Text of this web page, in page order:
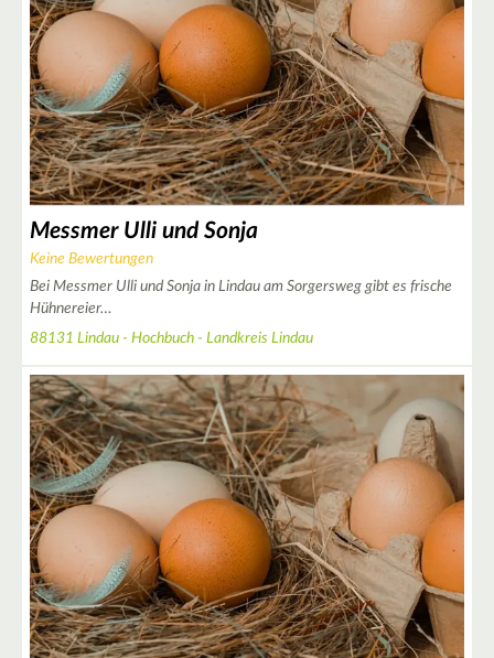
Messmer Ulli und Sonja
Keine Bewertungen
Bei Messmer Ulli und Sonja in Lindau am Sorgersweg gibt es frische
Hühnereier…
88131 Lindau - Hochbuch - Landkreis Lindau
4
4
3